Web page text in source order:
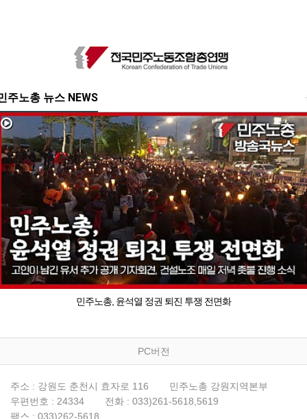
주노총 뉴스 NEWS
민주노총, 윤석열 정권 퇴진 투쟁 전면화
PC버전
주소 : 강원도 춘천시 효자로 116
민주노총 강원지역본부
우편번호 : 24334
전화 : 033)261-5618,5619
팩스 : 033)262-5618